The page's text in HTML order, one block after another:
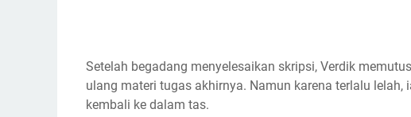
Setelah begadang menyelesaikan skripsi, Verdik
ulang materi tugas akhirnya. Namun karena terlalu
kembali ke dalam tas.